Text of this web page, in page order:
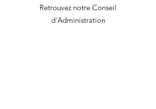
Retrouvez notre Conseil
d'Administration